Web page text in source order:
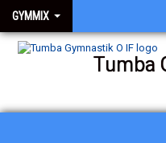
GYMMIX
Tumba